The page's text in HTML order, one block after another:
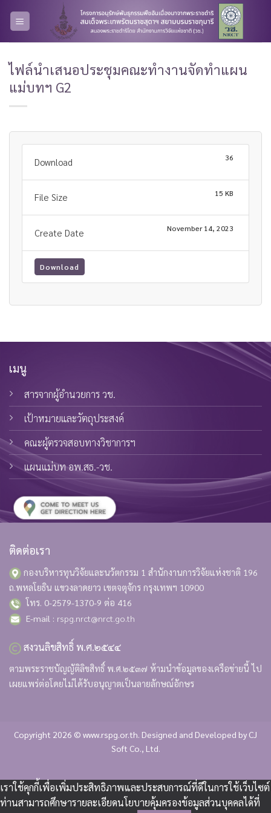
ไฟล์นำเสนอประชุมคณะทำงานจัดทำแผน
แม่บทฯ G2
Download 36
File Size 15 KB
Create Date November 14, 2023
Download
เมนู
สารจากผู้อำนวยการ วช.
เป้าหมายและวัตถุประสงค์
คณะผู้ตรวจสอบทางวิชาการฯ
แผนแม่บท อพ.สธ.-วช.
ติดต่อเรา
กองบริหารทุนวิจัยและนวัตกรรม 1 สำนักงานการวิจัยแห่งชาติ 196
ถ.พหลโยธิน แขวงลาดยาว เขตจตุจักร กรุงเทพฯ 10900
โทร. 0-2579-1370-9 ต่อ 416
E-mail : rspg.nrct@nrct.go.th
สงวนลิขสิทธิ์ พ.ศ.๒๕๔๔
ตามพระราชบัญญัติลิขสิทธิ์ พ.ศ.๒๕๓๗ ห้ามนำข้อมูลของเครือข่ายนี้ ไป
เผยแพร่ต่อโดยไม่ได้รับอนุญาตเป็นลายลักษณ์อักษร
Copyright 2026 © www.rspg.or.th. Designed and Developed by CJ
Soft Co., Ltd.
เราใช้คุกกี้เพื่อเพิ่มประสิทธิภาพและประสบการณ์ที่ดีในการใช้เว็บไซต์
ท่านสามารถศึกษารายละเอียดนโยบายคุ้มครองข้อมูลส่วนบุคคลได้ที่